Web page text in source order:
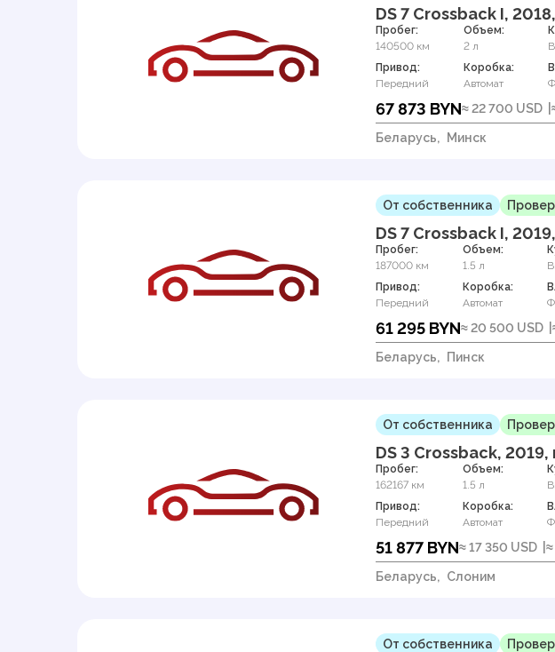
DS 7 Crossback I,
Пробег:
140500 км
Объем:
2 л
Привод:
Передний
Коробка:
Автомат
67 873 BYN≈ 22 700 USD
Беларусь, Минск
От собственника
DS 7 Crossback I,
Пробег:
187000 км
Объем:
1.5 л
Привод:
Передний
Коробка:
Автомат
61 295 BYN≈ 20 500 USD
Беларусь, Пинск
От собственника
DS 3 Crossback, 2019,
Пробег:
162167 км
Объем:
1.5 л
Привод:
Передний
Коробка:
Автомат
51 877 BYN≈ 17 350 USD ≈
Беларусь, Слоним
От собственника